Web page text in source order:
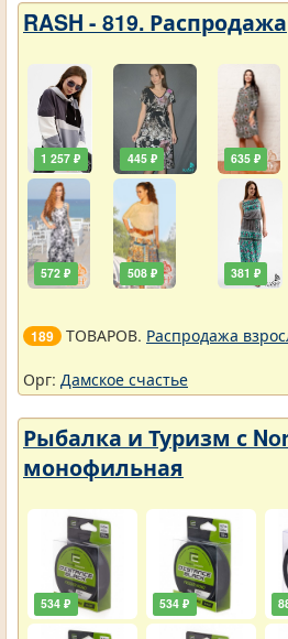
RASH - 819. Распродажа
1 257 ₽
572 ₽
445 ₽
508 ₽
635 ₽
381 ₽
189 ТОВАРОВ. Распродажа
Орг: Дамское счастье
Рыбалка и Туризм с
монофильная
534 ₽ 534 ₽